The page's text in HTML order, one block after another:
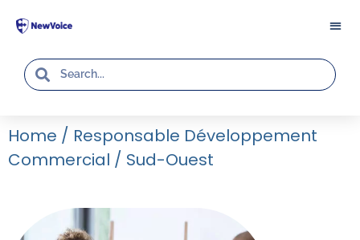
Home / Responsable Développement
Commercial / Sud-Ouest